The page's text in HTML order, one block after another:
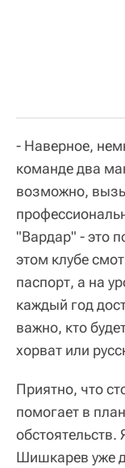
- Наверное,
команде два
возможно,
"Вардар" - это
этом клубе
паспорт, а на
каждый год
важно, кто
хорват или
Приятно, что
помогает в
Шишкарев уже